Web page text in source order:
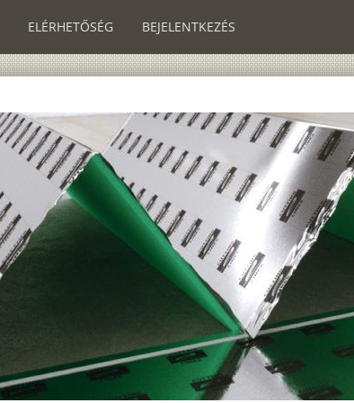
ELÉRHETŐSÉG BEJELENTKEZÉS